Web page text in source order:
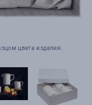
цвета изделия.